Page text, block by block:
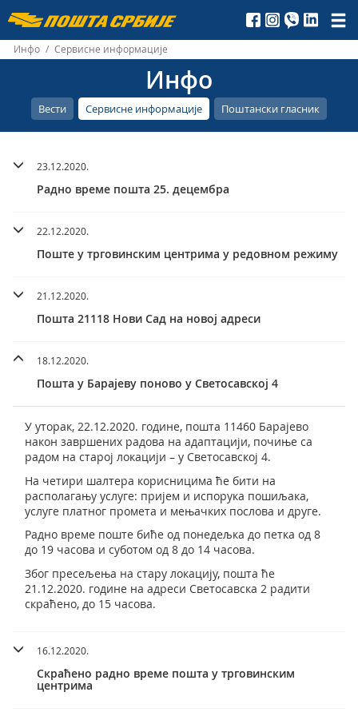
Пошта
Србије
д.о.о.
Инфо / Сервисне информације
Инфо
Вести Сервисне информације Поштански гласник
23.12.2020.
Радно време пошта 25. децембра
22.12.2020.
Поште у трговинским центрима у редовном режиму
21.12.2020.
Пошта 21118 Нови Сад на новој адреси
18.12.2020.
Пошта у Барајеву поново у Светосавској 4
У уторак, 22.12.2020. године, пошта 11460 Барајево
након завршених радова на адаптацији, почиње са
радом на старој локацији – у Светосавској 4.
На четири шалтера корисницима ће бити на
располагању услуге: пријем и испорука пошиљака,
услуге платног промета и мењачких послова и друге.
Радно време поште биће од понедељка до петка од 8
до 19 часова и суботом од 8 до 14 часова.
Због пресељења на стару локацију, пошта ће
21.12.2020. године на адреси Светосавска 2 радити
скраћено, до 15 часова.
16.12.2020.
Скраћено радно време пошта у трговинским
центрима